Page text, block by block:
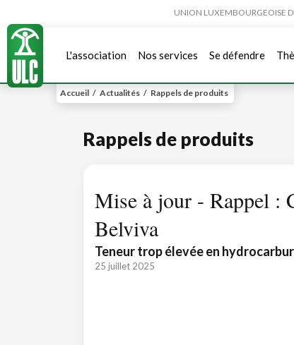
UNION LUXEMBOURGEOISE
L'association Nos services Se défendre
Accueil / Actualités / Rappels de produits
Rappels de produits
Mise à jour - Rappel :
Belviva
Teneur trop élevée en
25 juillet 2025